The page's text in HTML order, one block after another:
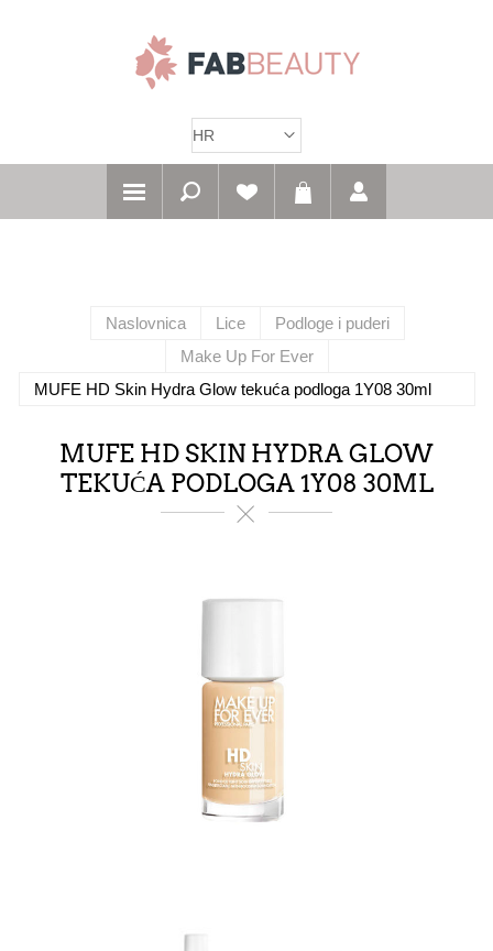
Naslovnica Lice
Podloge i puderi
Make Up For Ever
MUFE HD Skin Hydra Glow tekuća podloga 1Y08 30ml
MUFE HD SKIN HYDRA GLOW
TEKUĆA PODLOGA 1Y08 30ML